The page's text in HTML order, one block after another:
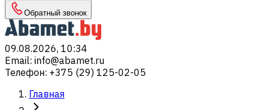
Обратный звонок
09.08.2026, 10:34
Email: info@abamet.ru
Телефон: +375 (29) 125-02-05
Главная